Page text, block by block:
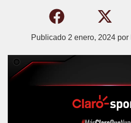
Publicado 2 enero, 2024por